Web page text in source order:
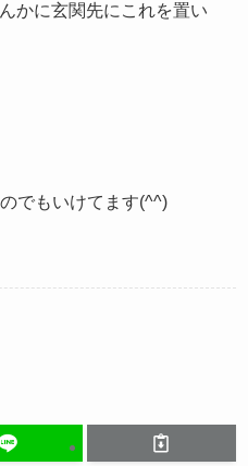
かに玄関先にこれを置い
でもいけてます(^^)